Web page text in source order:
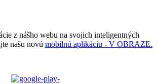
z nášho webu na svojich inteligentných
našu novú mobilnú aplikáciu - V OBRAZE.